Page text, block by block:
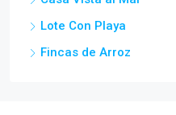
Lote Con Playa
Fincas de Arroz